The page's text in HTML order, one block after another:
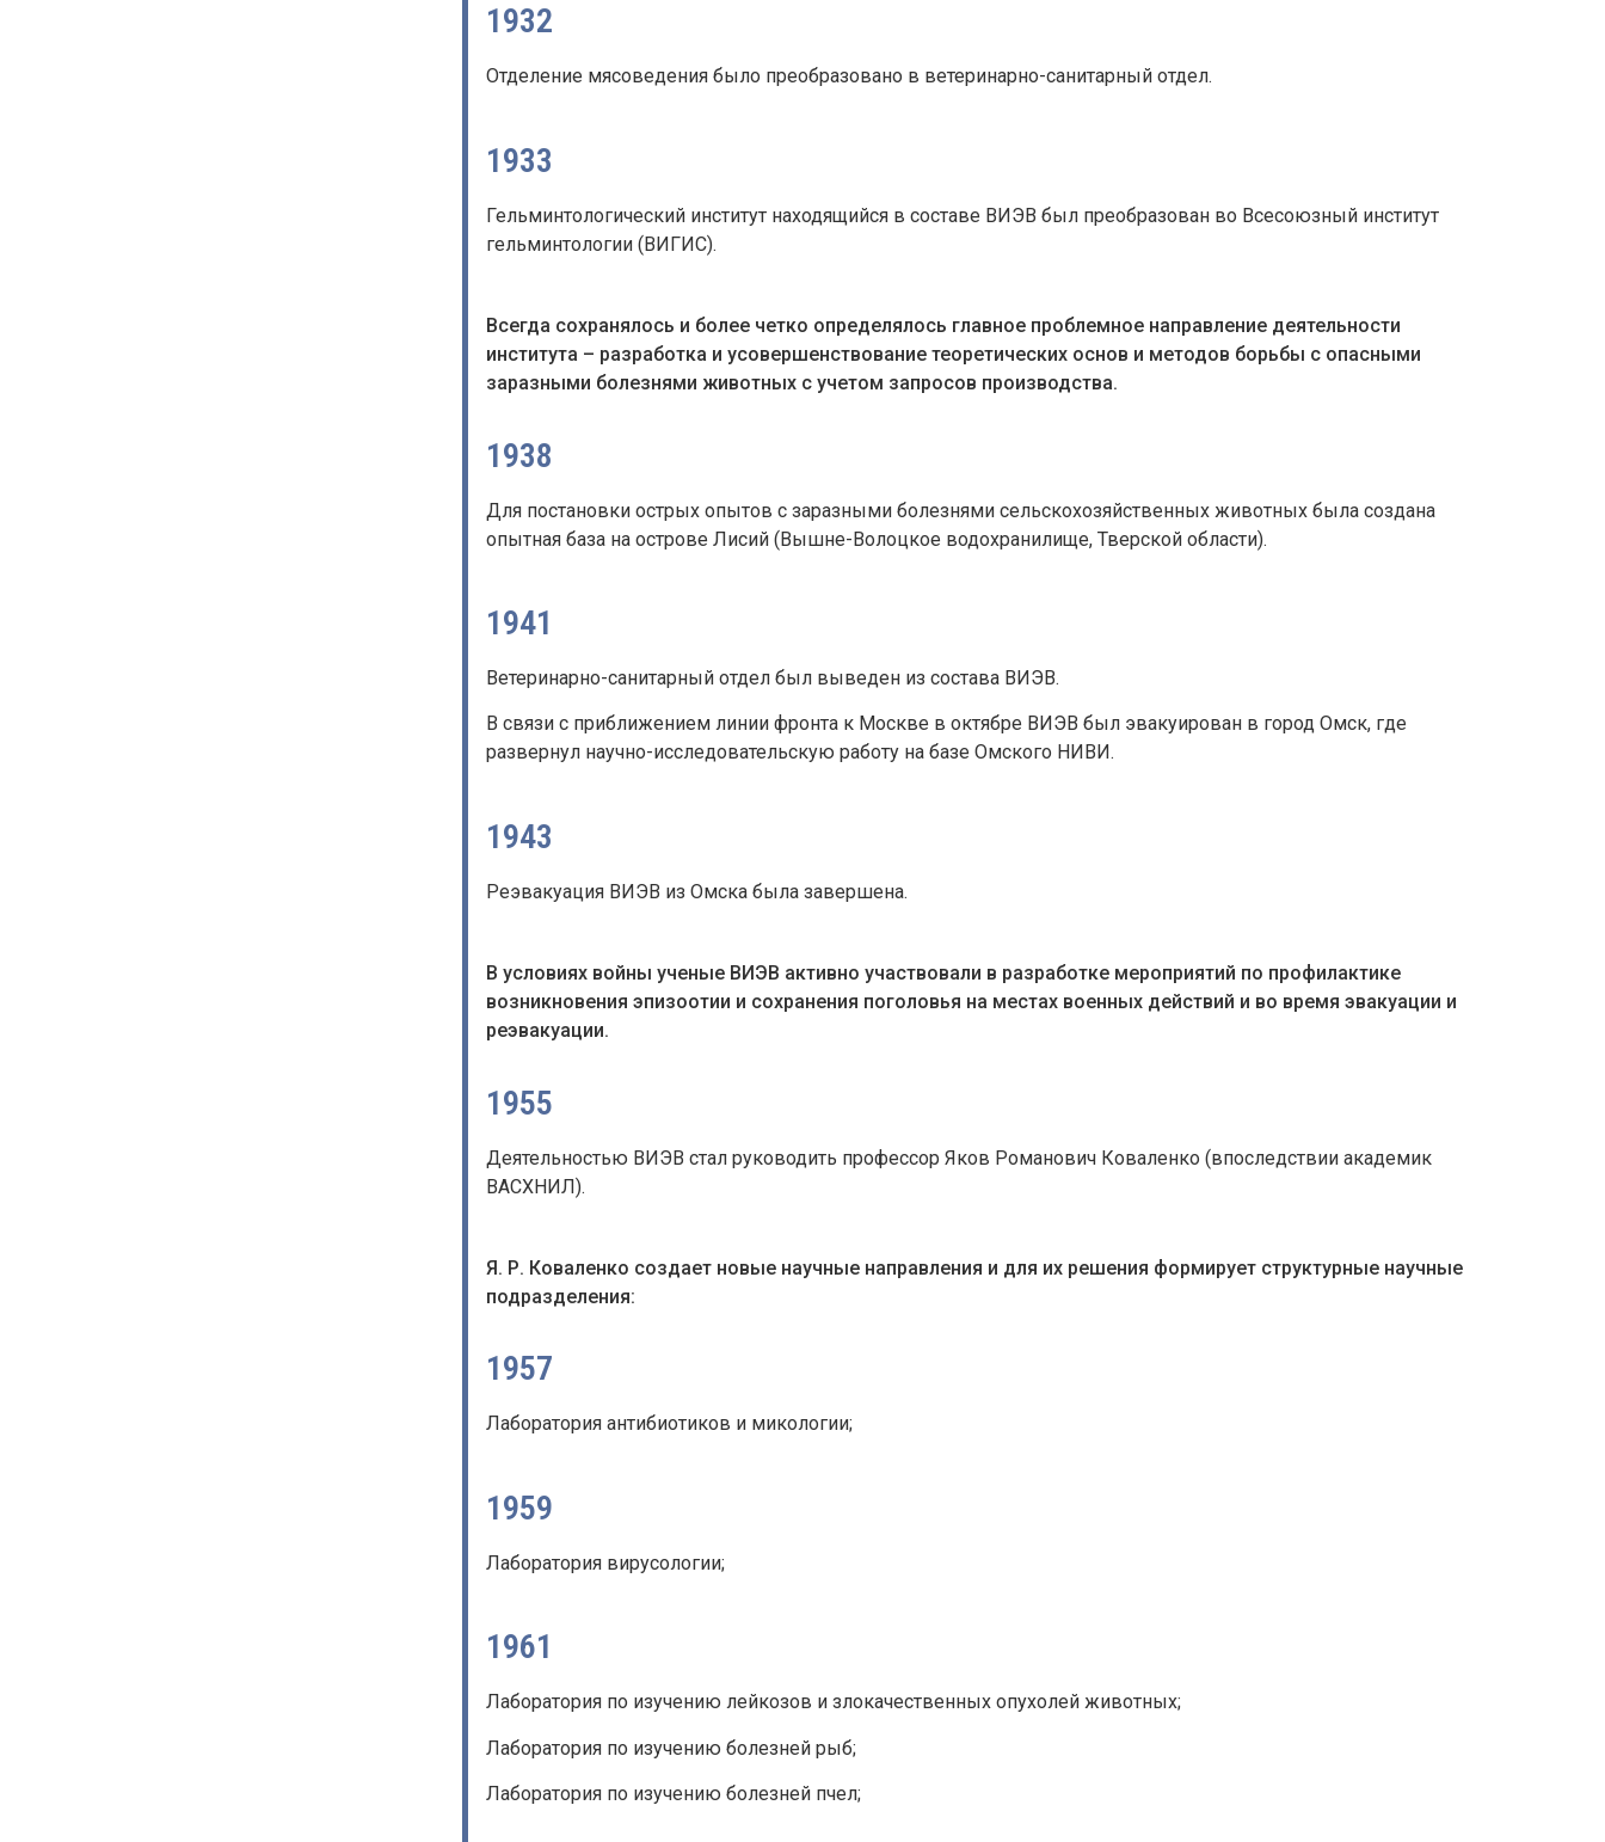
1932
Отделение мясоведения было преобразовано в ветеринарно-санитарный отдел.
1933
Гельминтологический институт находящийся в составе ВИЭВ был преобразован во Всесоюзный институт
гельминтологии (ВИГИС).
Всегда сохранялось и более четко определялось главное проблемное направление деятельности
института – разработка и усовершенствование теоретических основ и методов борьбы с опасными
заразными болезнями животных с учетом запросов производства.
1938
Для постановки острых опытов с заразными болезнями сельскохозяйственных животных была создана
опытная база на острове Лисий (Вышне-Волоцкое водохранилище, Тверской области).
1941
Ветеринарно-санитарный отдел был выведен из состава ВИЭВ.
В связи с приближением линии фронта к Москве в октябре ВИЭВ был эвакуирован в город Омск, где
развернул научно-исследовательскую работу на базе Омского НИВИ.
1943
Реэвакуация ВИЭВ из Омска была завершена.
В условиях войны ученые ВИЭВ активно участвовали в разработке мероприятий по профилактике
возникновения эпизоотии и сохранения поголовья на местах военных действий и во время эвакуации и
реэвакуации.
1955
Деятельностью ВИЭВ стал руководить профессор Яков Романович Коваленко (впоследствии академик
ВАСХНИЛ).
Я. Р. Коваленко создает новые научные направления и для их решения формирует структурные научные
подразделения:
1957
Лаборатория антибиотиков и микологии;
1959
Лаборатория вирусологии;
1961
Лаборатория по изучению лейкозов и злокачественных опухолей животных;
Лаборатория по изучению болезней рыб;
Лаборатория по изучению болезней пчел;